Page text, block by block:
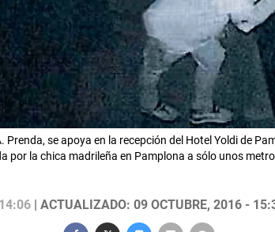
Prenda, se apoya en la recepción del Hotel Yoldi de
por la chica madrileña en Pamplona a sólo unos
| ACTUALIZADO: 09 OCTUBRE, 2016 -